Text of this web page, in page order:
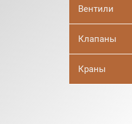
Вентили
Клапаны
Краны